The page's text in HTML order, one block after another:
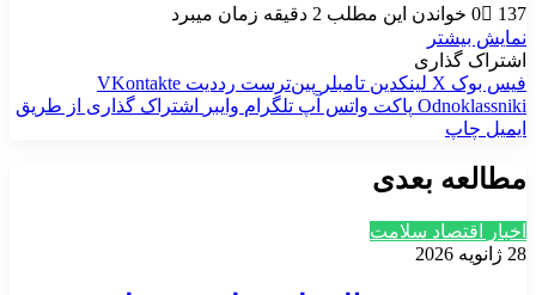
0
137
خواندن این مطلب 2 دقیقه زمان میبرد
نمایش بیشتر
اشتراک گذاری
فیس بوک X لینکدین ‫تامبلر ‫پین‌ترست ‫رددیت ‫VKontakte
‫Odnoklassniki پاکت واتس آپ تلگرام وایبر
اشتراک گذاری از طریق
ایمیل چاپ
مطالعه بعدی
اخبار اقتصاد سلامت
28 ژانویه 2026